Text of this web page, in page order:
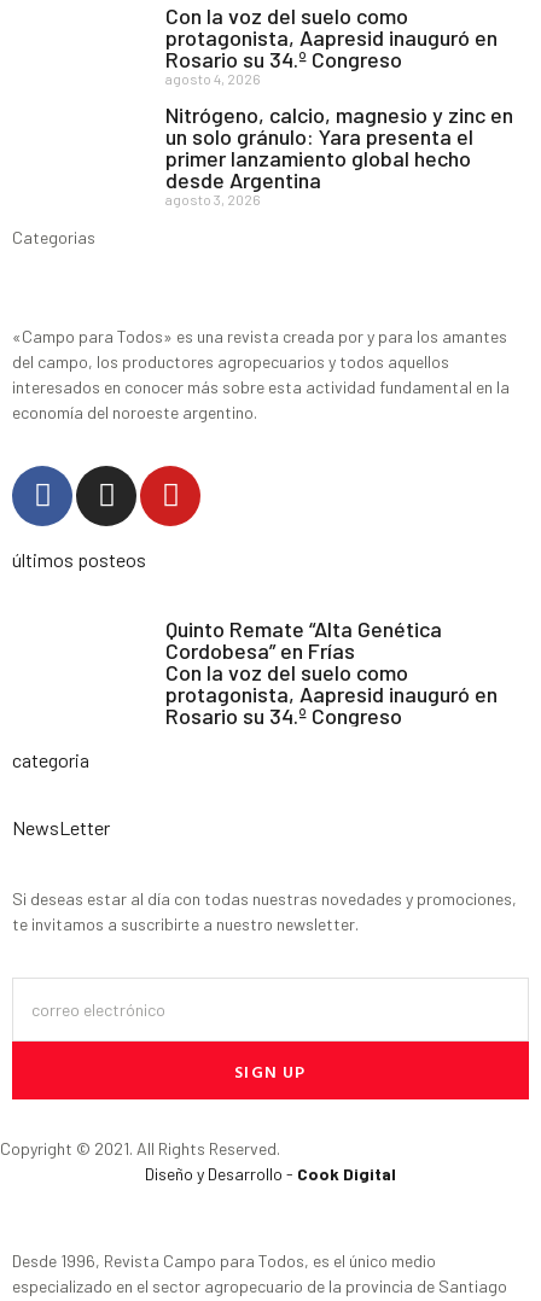
Con la voz del suelo como
protagonista, Aapresid inauguró en
Rosario su 34.º Congreso
agosto 4, 2026
Nitrógeno, calcio, magnesio y zinc en
un solo gránulo: Yara presenta el
primer lanzamiento global hecho
desde Argentina
agosto 3, 2026
Categorias
«Campo para Todos» es una revista creada por y para los amantes
del campo, los productores agropecuarios y todos aquellos
interesados en conocer más sobre esta actividad fundamental en la
economía del noroeste argentino.
últimos posteos
Quinto Remate “Alta Genética
Cordobesa” en Frías
Con la voz del suelo como
protagonista, Aapresid inauguró en
Rosario su 34.º Congreso
categoria
NewsLetter
Si deseas estar al día con todas nuestras novedades y promociones,
te invitamos a suscribirte a nuestro newsletter.
SIGN UP
Copyright © 2021. All Rights Reserved.
Diseño y Desarrollo - Cook Digital
Desde 1996, Revista Campo para Todos, es el único medio
especializado en el sector agropecuario de la provincia de Santiago